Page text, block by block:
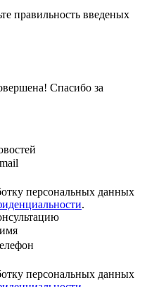
правильность введеных
Спасибо за
персональных данных
.
персональных данных